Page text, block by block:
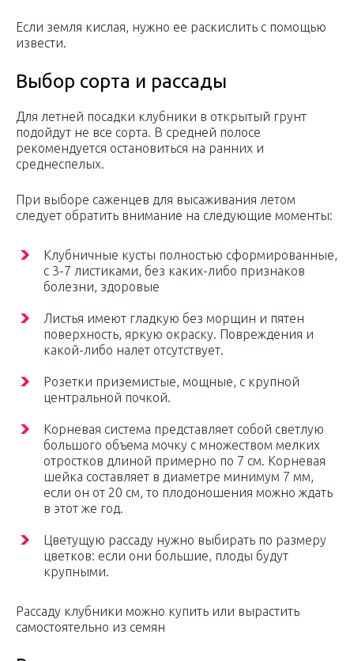
Если земля кислая, нужно ее раскислить с помощью
извести.
Выбор сорта и рассады
Для летней посадки клубники в открытый грунт
подойдут не все сорта. В средней полосе
рекомендуется остановиться на ранних и
среднеспелых.
При выборе саженцев для высаживания летом
следует обратить внимание на следующие моменты:
Клубничные кусты полностью сформированные,
с 3-7 листиками, без каких-либо признаков
болезни, здоровые
Листья имеют гладкую без морщин и пятен
поверхность, яркую окраску. Повреждения и
какой-либо налет отсутствует.
Розетки приземистые, мощные, с крупной
центральной почкой.
Корневая система представляет собой светлую
большого объема мочку с множеством мелких
отростков длиной примерно по 7 см. Корневая
шейка составляет в диаметре минимум 7 мм,
если он от 20 см, то плодоношения можно ждать
в этот же год.
Цветущую рассаду нужно выбирать по размеру
цветков: если они большие, плоды будут
крупными.
Рассаду клубники можно купить или вырастить
самостоятельно из семян